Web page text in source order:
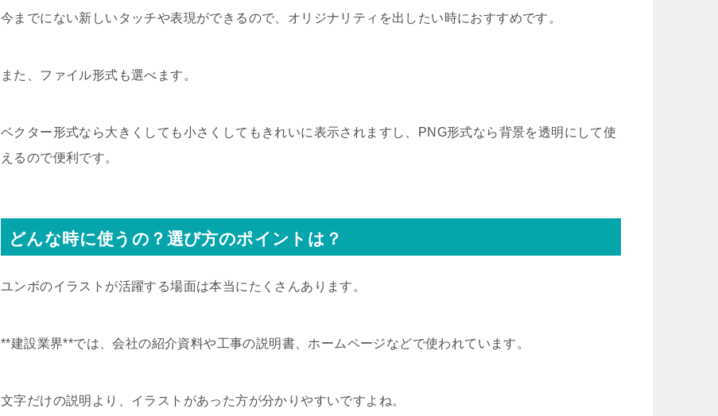
今までにない新しいタッチや表現ができるので、オリジナリティを出したい時におすすめです。
また、ファイル形式も選べます。
ベクター形式なら大きくしても小さくしてもきれいに表示されますし、PNG形式なら背景を透明にして使
えるので便利です。
どんな時に使うの？選び方のポイントは？
ユンボのイラストが活躍する場面は本当にたくさんあります。
**建設業界**では、会社の紹介資料や工事の説明書、ホームページなどで使われています。
文字だけの説明より、イラストがあった方が分かりやすいですよね。